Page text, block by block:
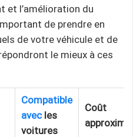
et l’amélioration du
de prendre en
de votre véhicule et de
le mieux à ces
Compatible
avecles
voitures
Coût